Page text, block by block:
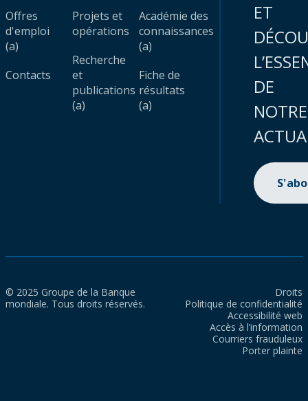
Offres
d'emploi
(a)
Contacts
Projets et
opérations
Recherche
et
publications
(a)
Académie des
connaissances
(a)
Fiche de
résultats
(a)
ET
DE
NOTRE
© 2025 Groupe de la Banque
mondiale. Tous droits réservés.
Droits
Politique de confidentialité
Accessibilité web
Accès à l’information
Courriers frauduleux
Porter plainte